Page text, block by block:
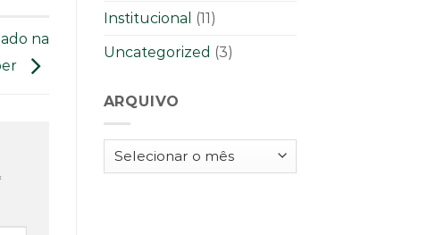
na
Institucional
(11)
Uncategorized (3)
ARQUIVO
Arquivo